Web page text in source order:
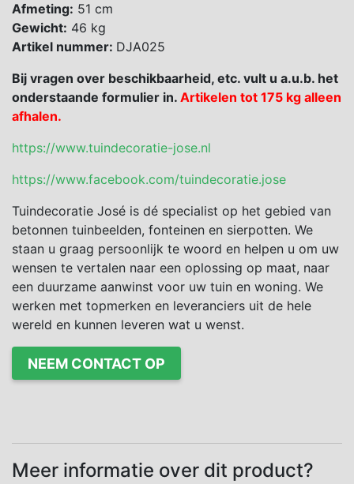
Afmeting: 51 cm
Gewicht: 46 kg
Artikel nummer: DJA025
Bij vragen over beschikbaarheid, etc. vult u a.u.b. het
onderstaande formulier in. Artikelen tot 175 kg alleen
afhalen.
https://www.tuindecoratie-jose.nl
https://www.facebook.com/tuindecoratie.jose
Tuindecoratie José is dé specialist op het gebied van
betonnen tuinbeelden, fonteinen en sierpotten. We
staan u graag persoonlijk te woord en helpen u om uw
wensen te vertalen naar een oplossing op maat, naar
een duurzame aanwinst voor uw tuin en woning. We
werken met topmerken en leveranciers uit de hele
wereld en kunnen leveren wat u wenst.
NEEM CONTACT OP
Meer informatie over dit product?